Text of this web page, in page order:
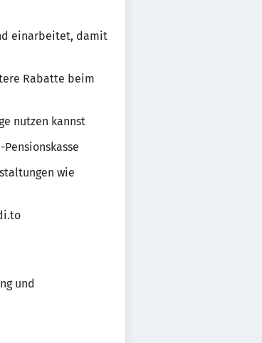
einarbeitet, damit
Rabatte beim
nutzen kannst
wie
und